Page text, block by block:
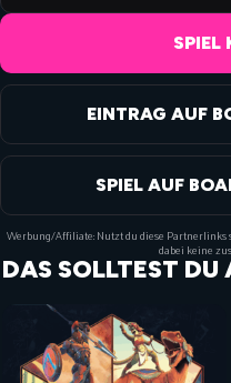
SPIEL
EINTRAG AUF
SPIEL AUF
Werbung/Affiliate: Nutzt du diese
dabei keine
DAS SOLLTEST DU